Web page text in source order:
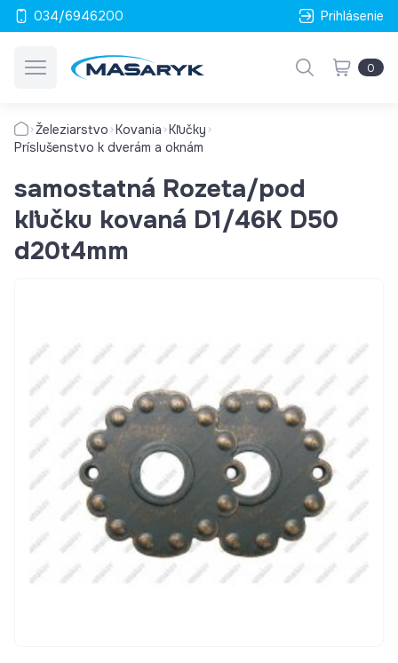
034/6946200 Prihlásenie
0
Železiarstvo Kovania Kľučky
Príslušenstvo k dverám a oknám
samostatná Rozeta/pod
kľučku kovaná D1/46K D50
d20t4mm